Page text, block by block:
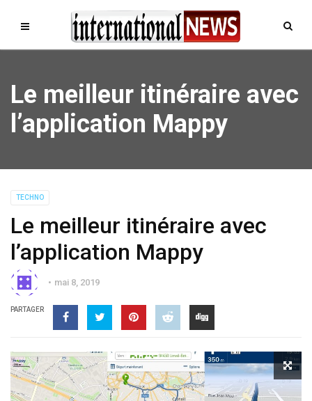
Le meilleur itinéraire avec
l’application Mappy
TECHNO
Le meilleur itinéraire avec
l’application Mappy
mai 8, 2019
PARTAGER